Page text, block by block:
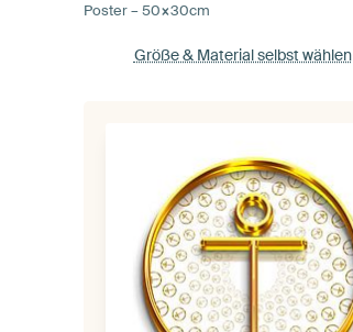
Poster –50×30cm
Größe & Material selbst wählen